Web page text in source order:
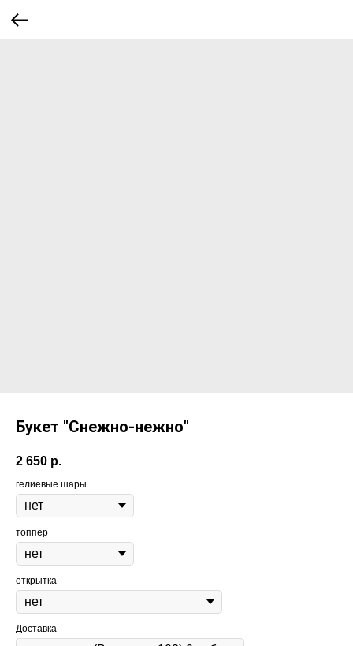
Букет "Снежно-нежно"
2 650 р.
гелиевые шары
топпер
открытка
Доставка